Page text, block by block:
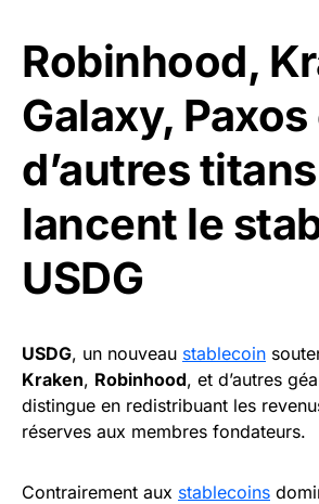
Robinhood,
Galaxy,
d’autres
lancent le
USDG
USDG, un nouveau stablecoin
Kraken, Robinhood, et d’autres
distingue en redistribuant les
réserves aux membres fondateurs.
Contrairement aux stablecoins